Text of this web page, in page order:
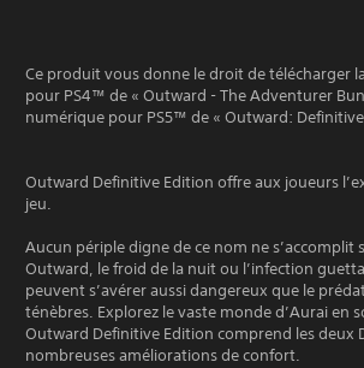
Ce produit vous donne le droit de télécharger
pour PS4™ de « Outward - The Adventurer
numérique pour PS5™ de « Outward:
Outward Definitive Edition offre aux joueurs
jeu.
Aucun périple digne de ce nom ne s’accomplit
Outward, le froid de la nuit ou l’infection
peuvent s’avérer aussi dangereux que le
ténèbres. Explorez le vaste monde d’Aurai en
Outward Definitive Edition comprend les deux
nombreuses améliorations de confort.